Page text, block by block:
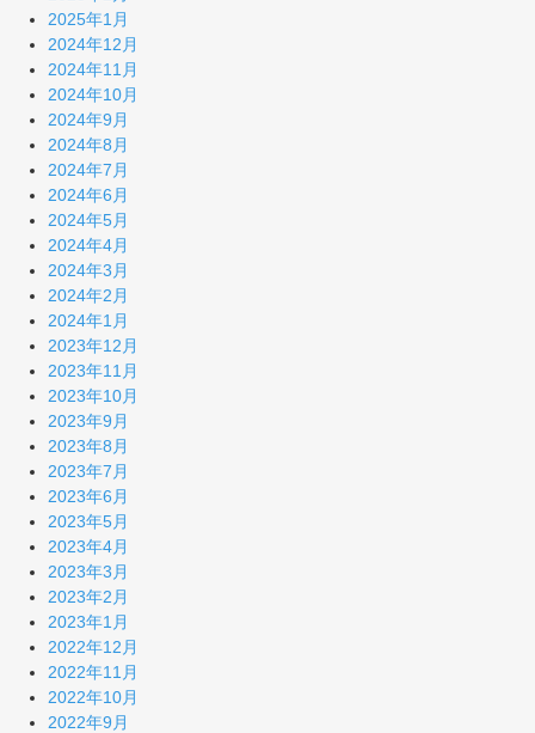
2025年1月
2024年12月
2024年11月
2024年10月
2024年9月
2024年8月
2024年7月
2024年6月
2024年5月
2024年4月
2024年3月
2024年2月
2024年1月
2023年12月
2023年11月
2023年10月
2023年9月
2023年8月
2023年7月
2023年6月
2023年5月
2023年4月
2023年3月
2023年2月
2023年1月
2022年12月
2022年11月
2022年10月
2022年9月